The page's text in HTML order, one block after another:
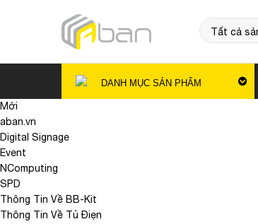
DANH MỤC SẢN PHẨM
Mới
aban.vn
Digital Signage
Event
NComputing
SPD
Thông Tin Về BB-Kit
Thông Tin Về Tủ Điẹn